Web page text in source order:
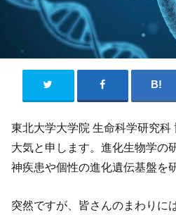
東北大学大学院 生命科学研究
大気と申します。進化生物学の
神疾患や個性の進化遺伝基盤を
突然ですが、皆さんのまわりに